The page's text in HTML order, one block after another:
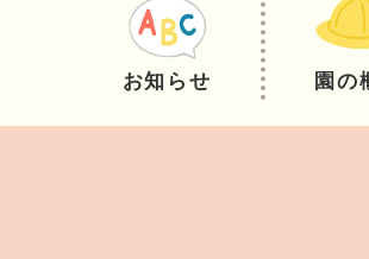
お知らせ 園の